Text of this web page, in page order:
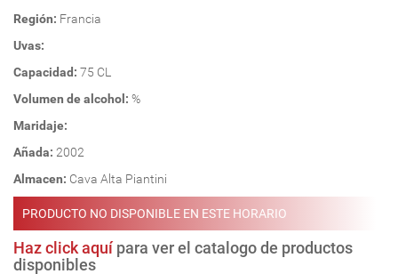
Región: Francia
Uvas:
Capacidad: 75 CL
Volumen de alcohol: %
Maridaje:
Añada: 2002
Almacen: Cava Alta Piantini
PRODUCTO NO DISPONIBLE EN ESTE HORARIO
Haz click aquípara ver el catalogo de productos
disponibles